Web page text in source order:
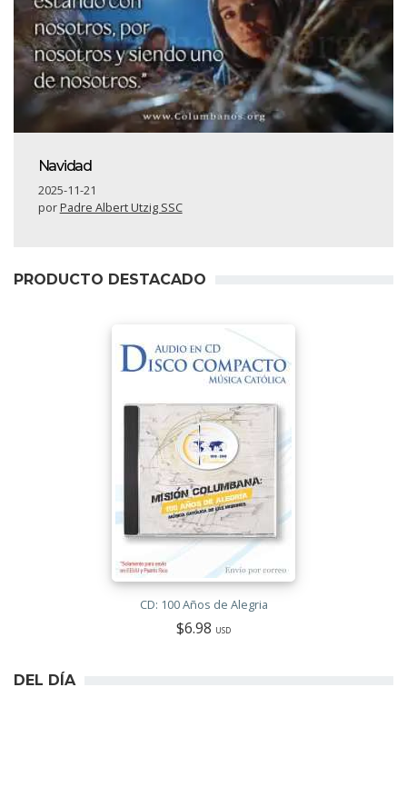
Navidad
2025-11-21
porPadre Albert Utzig SSC
PRODUCTO DESTACADO
CD: 100 Años de Alegria
$6.98 USD
DEL DÍA